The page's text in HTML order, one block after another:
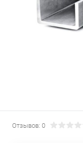
Отзывов: 0